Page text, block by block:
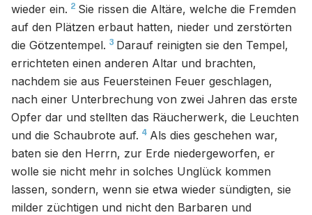
wieder ein. 2 Sie rissen die Altäre, welche die Fremden
auf den Plätzen erbaut hatten, nieder und zerstörten
die Götzentempel. 3 Darauf reinigten sie den Tempel,
errichteten einen anderen Altar und brachten,
nachdem sie aus Feuersteinen Feuer geschlagen,
nach einer Unterbrechung von zwei Jahren das erste
Opfer dar und stellten das Räucherwerk, die Leuchten
und die Schaubrote auf. 4 Als dies geschehen war,
baten sie den Herrn, zur Erde niedergeworfen, er
wolle sie nicht mehr in solches Unglück kommen
lassen, sondern, wenn sie etwa wieder sündigten, sie
milder züchtigen und nicht den Barbaren und